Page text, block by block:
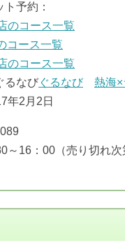
予約：
のコース一覧
コース一覧
のコース一覧
ぐるなび
熱海×
年2月2日
～16：00（売り切れ次